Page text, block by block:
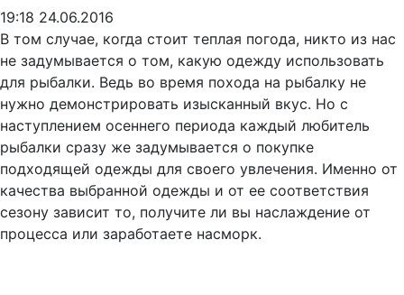
19:18 24.06.2016
В том случае, когда стоит теплая погода, никто из нас
не задумывается о том, какую одежду использовать
для рыбалки. Ведь во время похода на рыбалку не
нужно демонстрировать изысканный вкус. Но с
наступлением осеннего периода каждый любитель
рыбалки сразу же задумывается о покупке
подходящей одежды для своего увлечения. Именно от
качества выбранной одежды и от ее соответствия
сезону зависит то, получите ли вы наслаждение от
процесса или заработаете насморк.